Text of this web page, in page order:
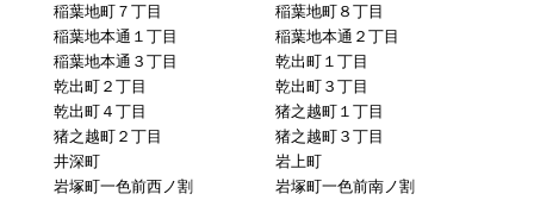
稲葉地町７丁目
稲葉地町８丁目
稲葉地本通１丁目
稲葉地本通２丁目
稲葉地本通３丁目
乾出町１丁目
乾出町２丁目
乾出町３丁目
乾出町４丁目
猪之越町１丁目
猪之越町２丁目
猪之越町３丁目
井深町
岩上町
岩塚町一色前西ノ割
岩塚町一色前南ノ割